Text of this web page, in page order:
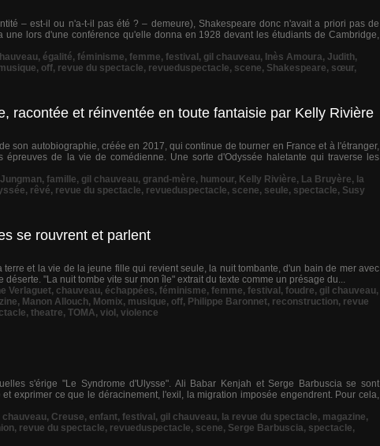
– est-il ou n'a-t-il pas été ? – demeure), Shakespeare donc n'avait a priori pas de
lors d'une conférence qu'elle donna en 1928 devant les étudiants de Cambridge,
, égalité, féminisme, femme, festival , gil chauveau, Inès Amoura, Judith,
, off, revue du spectacle, revueduspectacle, scene, Shakespeare, sœur,
racontée et réinventée en toute fantaisie par Kelly Rivière
son autobiographie, créée en 2017, qui continue de tourner en France et à l'étranger,
de la vie de comédienne. Une sorte d'Odyssée haletante qui traverse les
, famille, gil chauveau, grand-mère, humour, Kelly Rivière, La Bruyère, la
, rêvé, revue du spectacle, revueduspectacle, scene, seule, spectacle, Susy
se rouvrent et parlent
et la vie de la jeune fille qui revient seule, la nuit tombante, d'un bain de mer avec
"La nuit tombe vite sur mon île" extrait du texte comme un présage du...
Verlaguet, chauveau, échappées, féminisme, femme, festival , foudre, gil chauveau,
, Manon Allouch, Momix, musique, off, Philippe Baronnet, reconstruction, revue
, theatre, TOMA, viol , violence
s'érige "Le Syndrome d'Ulysse". Ali Babar Kenjah et Serge Barbuscia se sont
exprimer ce que le déracinement, l'exil, la migration imposée engendrent. Pour cela,
chauveau, Creuse, enfant, festival , gil chauveau, la revue du spectacle, magazine,
, revue du spectacle, revueduspectacle, scene, Serge Barbuscia, spectacle,